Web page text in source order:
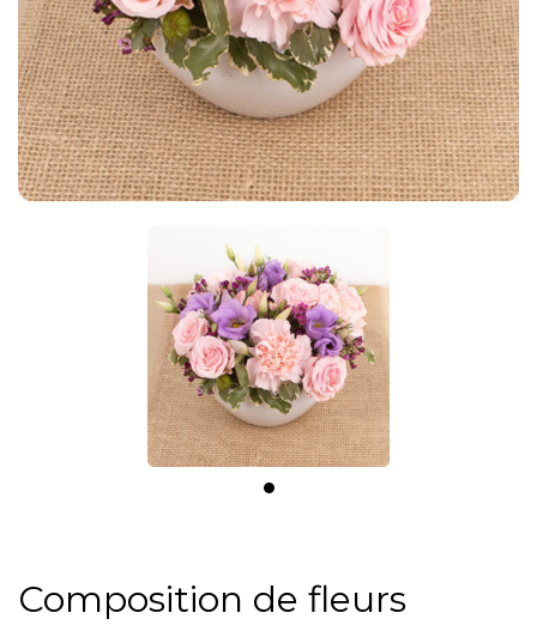
Composition de fleurs